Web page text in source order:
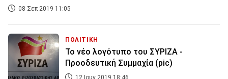
08 Σεπ 2019 11:05
ΠΟΛΙΤΙΚΗ
Το νέο λογότυπο του ΣΥΡΙΖΑ -
Προοδευτική Συμμαχία (pic)
12 Ιουν 2019 18:46